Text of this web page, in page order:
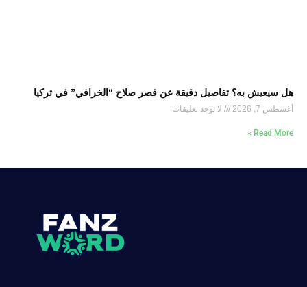
هل سيعيش به؟ تفاصيل دقيقة عن قصر صلاح “الخرافي” في تركيا
أغسطس 7, 2026 لا توجد تعليقات
Read More »